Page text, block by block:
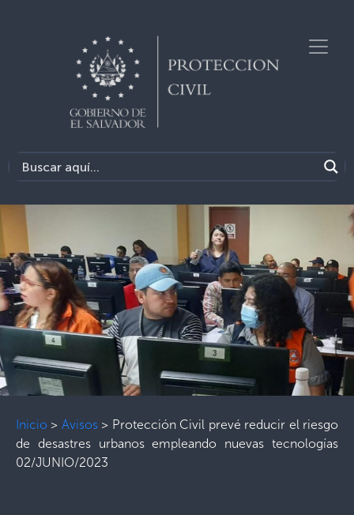
Inicio > Avisos> Protección Civil prevé reducir el riesgo
de desastres urbanos empleando nuevas tecnologías
02/JUNIO/2023